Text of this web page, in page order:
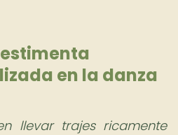
en la danza
llevar trajes ricamente